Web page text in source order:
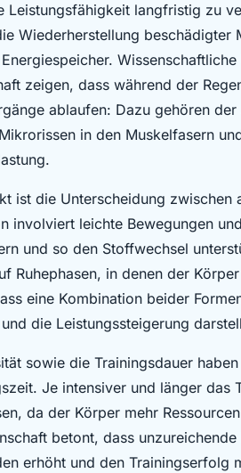
Leistungsfähigkeit langfristig zu
Wiederherstellung beschädigter
zeigen, dass während der
ablaufen: Dazu gehören
in den Muskelfasern
ist die Unterscheidung zwischen
involviert leichte Bewegungen
und so den Stoffwechsel
Ruhephasen, in denen der
eine Kombination beider
die Leistungssteigerung
sowie die Trainingsdauer
Je intensiver und länger das
da der Körper mehr
betont, dass
erhöht und den Trainingserfolg